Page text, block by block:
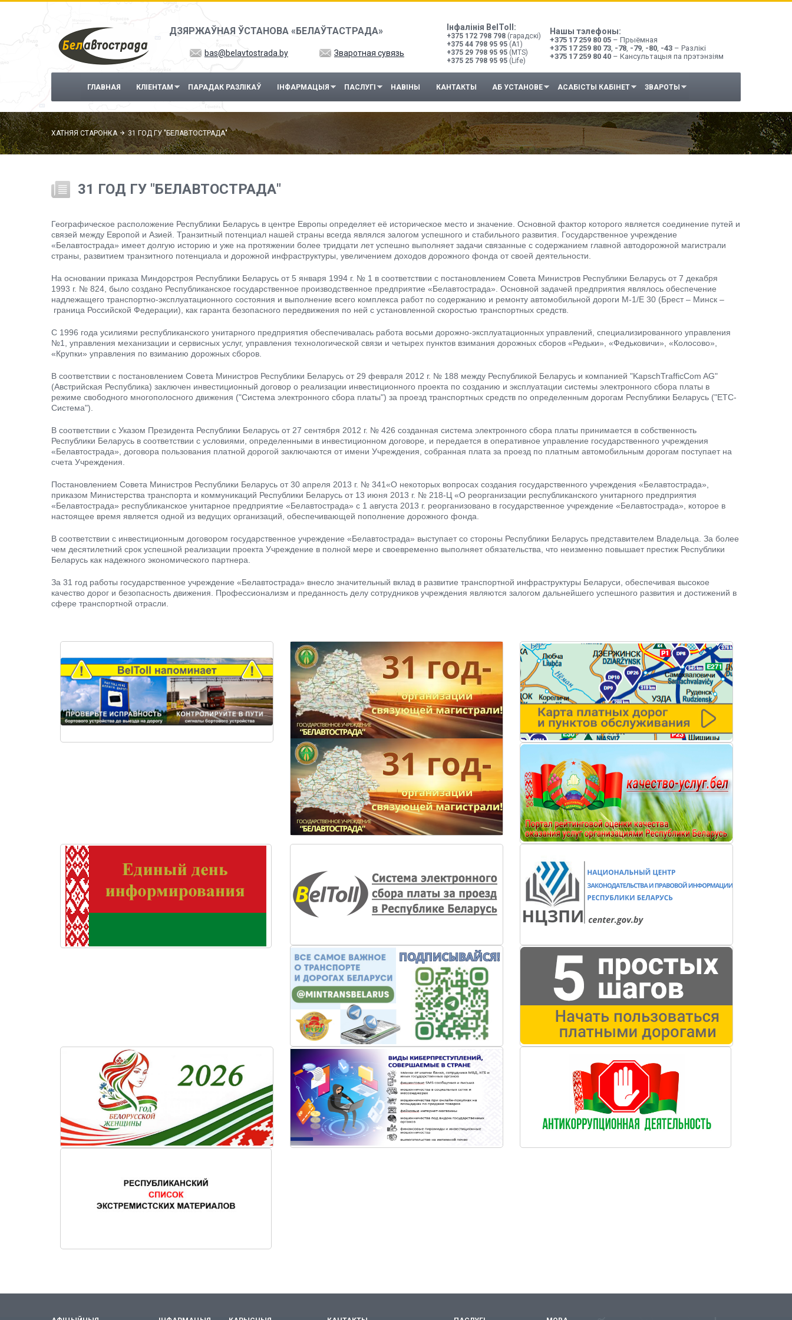
Перайсці да асноўнага змесціва
ДЗЯРЖАЎНАЯ ЎСТАНОВА «БЕЛАЎТАСТРАДА» Інфалінія BelToll:
+375 172 798 798 (гарадскі)
+375 44 798 95 95 (A1)
+375 29 798 95 95 (MTS)
+375 25 798 95 95 (Life)
Нашы тэлефоны:
+375 17 259 80 05 – Прыёмная
+375 17 259 80 73, -78, -79, -80, -43 – Разлікі
+375 17 259 80 40 – Кансультацыя па прэтэнзіям
bas@belavtostrada.by Зваротная сувязь
ГЛАВНАЯ КЛІЕНТАМ ПАРАДАК РАЗЛІКАЎ ІНФАРМАЦЫЯ ПАСЛУГІ НАВІНЫ КАНТАКТЫ АБ УСТАНОВЕ АСАБІСТЫ КАБІНЕТ ЗВАРОТЫ
ХАТНЯЯ СТАРОНКА 31 ГОД ГУ "БЕЛАВТОСТРАДА"
31 ГОД ГУ "БЕЛАВТОСТРАДА"
Географическое расположение Республики Беларусь в центре Европы определяет её историческое место и значение. Основной фактор которого является соединение путей и
связей между Европой и Азией. Транзитный потенциал нашей страны всегда являлся залогом успешного и стабильного развития. Государственное учреждение
«Белавтострада» имеет долгую историю и уже на протяжении более тридцати лет успешно выполняет задачи связанные с содержанием главной автодорожной магистрали
страны, развитием транзитного потенциала и дорожной инфраструктуры, увеличением доходов дорожного фонда от своей деятельности.
На основании приказа Миндорстроя Республики Беларусь от 5 января 1994 г. № 1 в соответствии с постановлением Совета Министров Республики Беларусь от 7 декабря
1993 г. № 824, было создано Республиканское государственное производственное предприятие «Белавтострада». Основной задачей предприятия являлось обеспечение
надлежащего транспортно-эксплуатационного состояния и выполнение всего комплекса работ по содержанию и ремонту автомобильной дороги М-1/Е 30 (Брест – Минск –
граница Российской Федерации), как гаранта безопасного передвижения по ней с установленной скоростью транспортных средств.
С 1996 года усилиями республиканского унитарного предприятия обеспечивалась работа восьми дорожно-эксплуатационных управлений, специализированного управления
№1, управления механизации и сервисных услуг, управления технологической связи и четырех пунктов взимания дорожных сборов «Редьки», «Федьковичи», «Колосово»,
«Крупки» управления по взиманию дорожных сборов.
В соответствии с постановлением Совета Министров Республики Беларусь от 29 февраля 2012 г. № 188 между Республикой Беларусь и компанией "KapschTrafficCom AG"
(Австрийская Республика) заключен инвестиционный договор о реализации инвестиционного проекта по созданию и эксплуатации системы электронного сбора платы в
режиме свободного многополосного движения ("Система электронного сбора платы") за проезд транспортных средств по определенным дорогам Республики Беларусь ("ЕТС-
Система").
В соответствии с Указом Президента Республики Беларусь от 27 сентября 2012 г. № 426 созданная система электронного сбора платы принимается в собственность
Республики Беларусь в соответствии с условиями, определенными в инвестиционном договоре, и передается в оперативное управление государственного учреждения
«Белавтострада», договора пользования платной дорогой заключаются от имени Учреждения, собранная плата за проезд по платным автомобильным дорогам поступает на
счета Учреждения.
Постановлением Совета Министров Республики Беларусь от 30 апреля 2013 г. № 341«О некоторых вопросах создания государственного учреждения «Белавтострада»,
приказом Министерства транспорта и коммуникаций Республики Беларусь от 13 июня 2013 г. № 218-Ц «О реорганизации республиканского унитарного предприятия
«Белавтострада» республиканское унитарное предприятие «Белавтострада» с 1 августа 2013 г. реорганизовано в государственное учреждение «Белавтострада», которое в
настоящее время является одной из ведущих организаций, обеспечивающей пополнение дорожного фонда.
В соответствии с инвестиционным договором государственное учреждение «Белавтострада» выступает со стороны Республики Беларусь представителем Владельца. За более
чем десятилетний срок успешной реализации проекта Учреждение в полной мере и своевременно выполняет обязательства, что неизменно повышает престиж Республики
Беларусь как надежного экономического партнера.
За 31 год работы государственное учреждение «Белавтострада» внесло значительный вклад в развитие транспортной инфраструктуры Беларуси, обеспечивая высокое
качество дорог и безопасность движения. Профессионализм и преданность делу сотрудников учреждения являются залогом дальнейшего успешного развития и достижений в
сфере транспортной отрасли.